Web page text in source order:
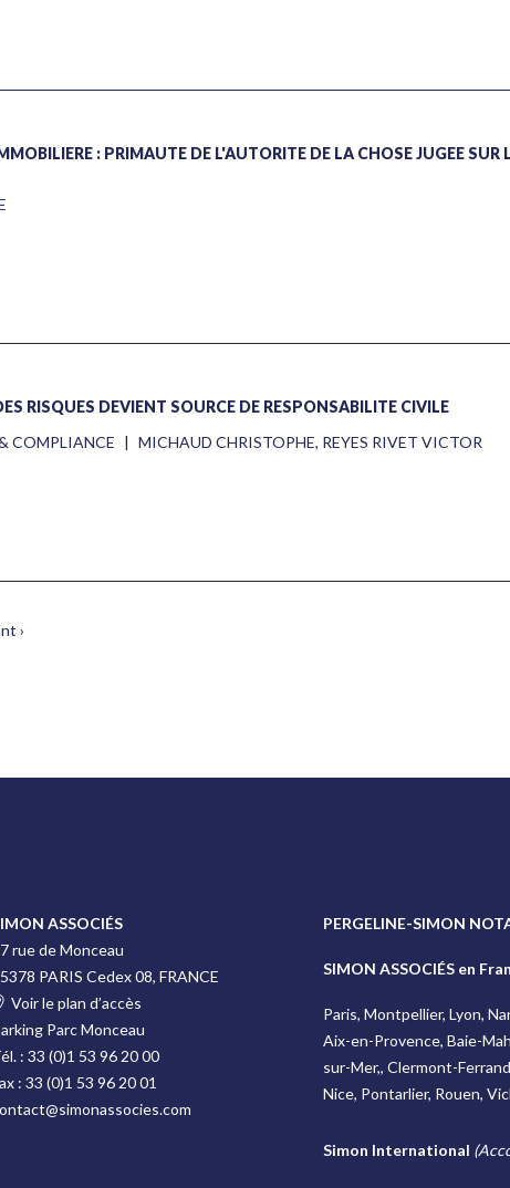
: PRIMAUTÉ DE L'AUTORITÉ DE LA CHOSE JUGÉE SUR
RISQUES DEVIENT SOURCE DE RESPONSABILITÉ CIVILE
COMPLIANCE | MICHAUD CHRISTOPHE, REYES RIVET VICTOR
›
ASSOCIÉS
rue de Monceau
PARIS Cedex 08, FRANCE
Voir le plan d’accès
Parc Monceau
:33 (0)1 53 96 20 00
:33 (0)1 53 96 20 01
PERGELINE-SIMON
SIMON ASSOCIÉS en
Paris, Montpellier, Lyon,
Aix-en-Provence, Baie-
sur-Mer,, Clermont-
Nice, Pontarlier, Rouen,
Simon International